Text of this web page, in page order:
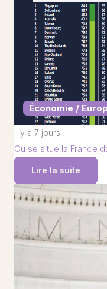
Économie /
il y a 7 jours
Ou se situe la France
Lire la suite